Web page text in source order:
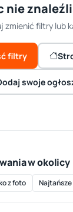
nie
zmienić filtry lub
filtry
swoje
w okolicy
z foto Najtańsze